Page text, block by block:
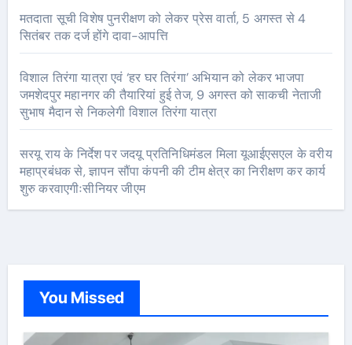
मतदाता सूची विशेष पुनरीक्षण को लेकर प्रेस वार्ता, 5 अगस्त से 4
सितंबर तक दर्ज होंगे दावा-आपत्ति
विशाल तिरंगा यात्रा एवं ‘हर घर तिरंगा’ अभियान को लेकर भाजपा
जमशेदपुर महानगर की तैयारियां हुई तेज, 9 अगस्त को साकची नेताजी
सुभाष मैदान से निकलेगी विशाल तिरंगा यात्रा
सरयू राय के निर्देश पर जदयू प्रतिनिधिमंडल मिला यूआईएसएल के वरीय
महाप्रबंधक से, ज्ञापन सौंपा कंपनी की टीम क्षेत्र का निरीक्षण कर कार्य
शुरु करवाएगीःसीनियर जीएम
You Missed